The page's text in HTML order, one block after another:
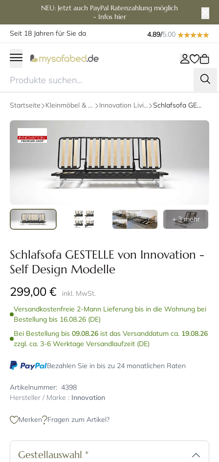
NEU: Jetzt auch PayPal Ratenzahlung möglich
- Infos hier
Seit 18 Jahren für Sie da
4.89/5.00
Startseite Kleinmöbel & Zubehör Innovation Living Zubehör Schlafsofa GESTELLE von Innovation - Self Design Modelle
+ 3 mehr
Schlafsofa GESTELLE von Innovation -
Self Design Modelle
299,00 €
inkl. MwSt.
Versandkostenfreie 2-Mann Lieferung bis in die Wohnung bei
Bestellung bis 16.08.26 (DE)
Bei Bestellung bis 09.08.26 ist das Versanddatum ca. 19.08.26
zzgl. ca. 3-6 Werktage Versandlaufzeit (DE)
Bezahlen Sie in bis zu 24 monatlichen Raten
Artikelnummer: 4398
Hersteller / Marke : Innovation
Merken Fragen zum Artikel?
Gestellauswahl *